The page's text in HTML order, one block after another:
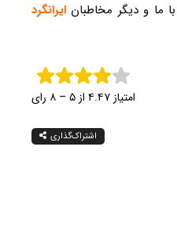
ما و دیگر مخاطبان ایرانگرد
امتیاز ۴.۴۷ از ۵ – ۸ رای
اشتراک‌گذاری